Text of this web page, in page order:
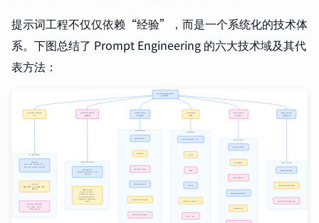
提示词工程不仅仅依赖“经验”，而是一个系统化的技术体
系。下图总结了 Prompt Engineering 的六大技术域及其代
表方法：